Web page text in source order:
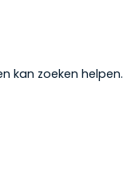
kan zoeken helpen.